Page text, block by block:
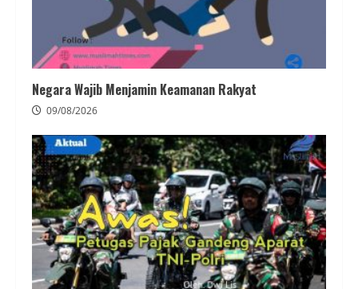
Negara Wajib Menjamin Keamanan Rakyat
09/08/2026